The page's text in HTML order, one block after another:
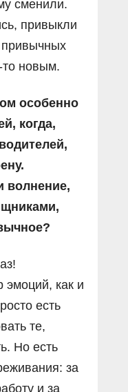
сменили.
привыкли
привычных
то новым.
особенно
когда,
волнение,
эмоций, как и
есть
те,
Но есть
за
и за